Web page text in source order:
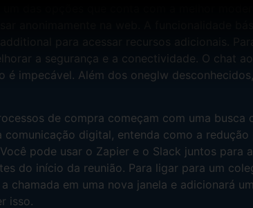
anonimamente na web. A funcionalidade
para acessar recursos adicionais.
a segurança e a conectividade. O chat
é impecável. Além dos oneglw
de compra começam com uma busca
digital, entenda como a
pode usar o Zapier e o Slack juntos para
do início da reunião. Para ligar para um
chamada em uma nova janela e adicionará
isso.